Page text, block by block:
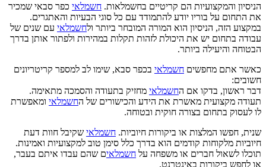
הניסיון והמקצועיות הם קריטיים בחשמלאות. חשמלאי כפר סבאי שמכיר
את התחום על בוריו יודע להתמודד עם כל סוגי הבעיות והאתגרים.
במקצוע הזה, הניסיון הוא המורה המובחר ביותר ולחשמלאי עם שנים של
עבודה בתחום יש את היכולת לזהות תקלות במהירות ולפתור אותן בדרך
הבטוחה והיעילה ביותר.
כאשר אתם מחפשים חשמלאי בכפר סבא, שימו לב למספר קריטריונים
חשובים:
דבר ראשון, בדקו אם החשמלאי מחזיק בתעודה והסמכה מתאימה.
תעודה מקצועית מאשרת את הידע והכישורים של החשמלאי ומאפשרת
לו לעסוק בתחום בצורה חוקית ובטוחה.
שנית, חפשו המלצות או ביקורות חיוביות. חשמלאי שקיבל חוות דעת
חיוביות מלקוחות קודמים הוא בדרך כלל סימן טוב למקצועיות ואמינות.
תוכלו לשאול חברים או משפחה על חשמלאים שהם עבדו איתם בעבר,
או לחפש ביקורות באינטרנט.